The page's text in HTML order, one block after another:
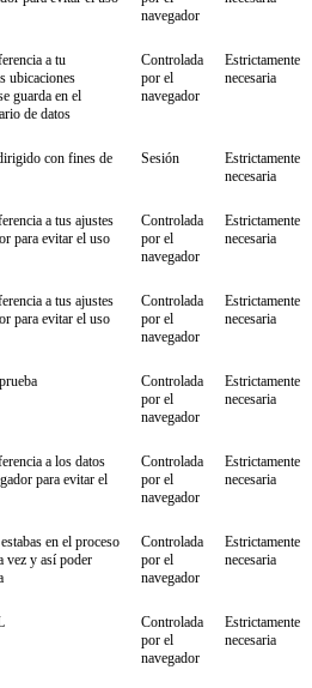
navegador
a tu
ubicaciones
guarda en el
de datos
Controlada
por el
navegador
Estrictamente
necesaria
con fines de
Sesión
Estrictamente
necesaria
a tus ajustes
para evitar el uso
Controlada
por el
navegador
Estrictamente
necesaria
a tus ajustes
para evitar el uso
Controlada
por el
navegador
Estrictamente
necesaria
Controlada
por el
navegador
Estrictamente
necesaria
a los datos
para evitar el
Controlada
por el
navegador
Estrictamente
necesaria
en el proceso
vez y así poder
Controlada
por el
navegador
Estrictamente
necesaria
Controlada
por el
navegador
Estrictamente
necesaria